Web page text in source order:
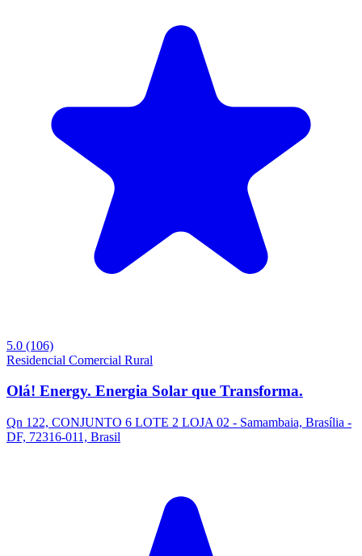
5.0 (106)
Residencial Comercial Rural
Olá! Energy. Energia Solar que Transforma.
Qn 122, CONJUNTO 6 LOTE 2 LOJA 02 - Samambaia, Brasília -
DF, 72316-011, Brasil